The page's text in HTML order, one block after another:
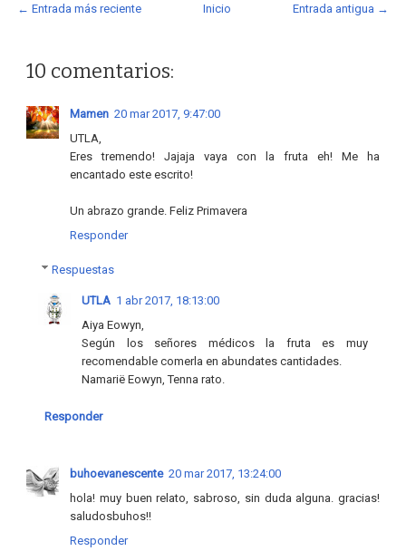
← Entrada más reciente Entrada antigua →
Inicio
10 comentarios:
Mamen 20 mar 2017, 9:47:00
UTLA,
Eres tremendo! Jajaja vaya con la fruta eh! Me ha
encantado este escrito!
Un abrazo grande. Feliz Primavera
Responder
Respuestas
UTLA 1 abr 2017, 18:13:00
Aiya Eowyn,
Según los señores médicos la fruta es muy
recomendable comerla en abundates cantidades.
Namarië Eowyn, Tenna rato.
Responder
buhoevanescente 20 mar 2017, 13:24:00
hola! muy buen relato, sabroso, sin duda alguna. gracias!
saludosbuhos!!
Responder